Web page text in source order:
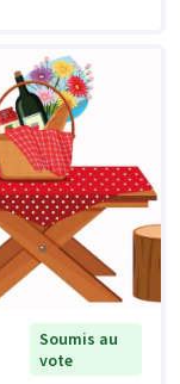
Soumis au
vote